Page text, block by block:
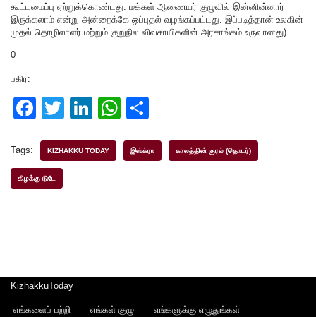
கூட்டமைப்பு ஏற்றுக்கொண்டது. மக்கள் ஆணையர் குழுவில் இன்னின்னார்
இருக்கலாம் என்று அன்றைக்கே ஒப்புதல் வழங்கப்பட்டது. இப்படித்தான் உலகின்
முதல் தொழிலாளர் மற்றும் குறுநில விவசாயிகளின் அரசாங்கம் உருவானது).
0
பகிர:
F
c
e
T
tt
Li
k
W
at ar
Tags: KIZHAKKU TODAY இஸ்க்ரா காலத்தின் குரல் (தொடர்)
கிழக்கு டுடே
KizhakkuToday
எங்களைப் பற்றி எங்கள் குழு எங்களுக்கு எழுதுங்கள்